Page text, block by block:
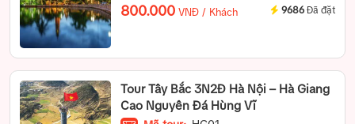
800.000 VNĐ / Khách 9686 Đã đặt
Tour Tây Bắc 3N2Đ Hà Nội – Hà Giang
Cao Nguyên Đá Hùng Vĩ